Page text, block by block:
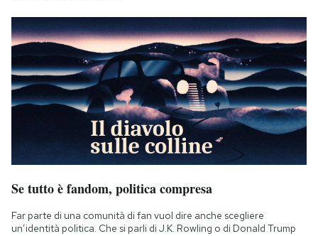
Se tutto è fandom, politica compresa
Far parte di una comunità di fan vuol dire anche scegliere
un’identità politica. Che si parli di J.K. Rowling o di Donald Trump